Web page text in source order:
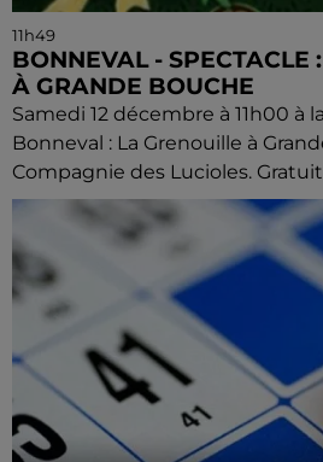
11h49
BONNEVAL - SPECTACLE
À GRANDE BOUCHE
Samedi 12 décembre à 11h00 à
Bonneval : La Grenouille à
Compagnie des Lucioles.